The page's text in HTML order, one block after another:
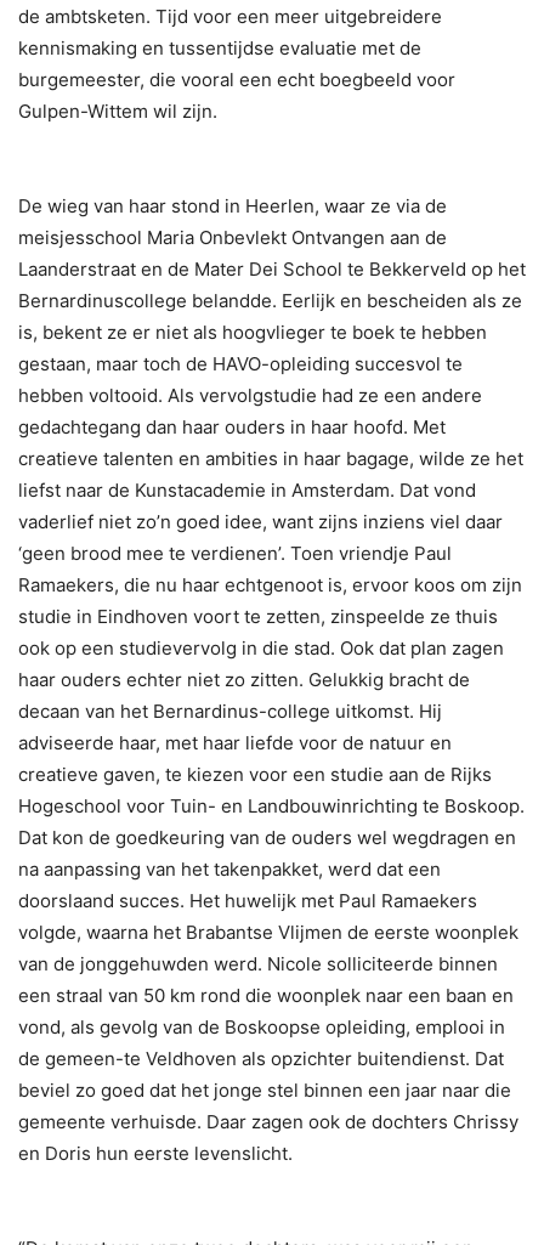
de ambtsketen. Tijd voor een meer uitgebreidere
kennismaking en tussentijdse evaluatie met de
burgemeester, die vooral een echt boegbeeld voor
Gulpen-Wittem wil zijn.
De wieg van haar stond in Heerlen, waar ze via de
meisjesschool Maria Onbevlekt Ontvangen aan de
Laanderstraat en de Mater Dei School te Bekkerveld op het
Bernardinuscollege belandde. Eerlijk en bescheiden als ze
is, bekent ze er niet als hoogvlieger te boek te hebben
gestaan, maar toch de HAVO-opleiding succesvol te
hebben voltooid. Als vervolgstudie had ze een andere
gedachtegang dan haar ouders in haar hoofd. Met
creatieve talenten en ambities in haar bagage, wilde ze het
liefst naar de Kunstacademie in Amsterdam. Dat vond
vaderlief niet zo’n goed idee, want zijns inziens viel daar
‘geen brood mee te verdienen’. Toen vriendje Paul
Ramaekers, die nu haar echtgenoot is, ervoor koos om zijn
studie in Eindhoven voort te zetten, zinspeelde ze thuis
ook op een studievervolg in die stad. Ook dat plan zagen
haar ouders echter niet zo zitten. Gelukkig bracht de
decaan van het Bernardinus-college uitkomst. Hij
adviseerde haar, met haar liefde voor de natuur en
creatieve gaven, te kiezen voor een studie aan de Rijks
Hogeschool voor Tuin- en Landbouwinrichting te Boskoop.
Dat kon de goedkeuring van de ouders wel wegdragen en
na aanpassing van het takenpakket, werd dat een
doorslaand succes. Het huwelijk met Paul Ramaekers
volgde, waarna het Brabantse Vlijmen de eerste woonplek
van de jonggehuwden werd. Nicole solliciteerde binnen
een straal van 50 km rond die woonplek naar een baan en
vond, als gevolg van de Boskoopse opleiding, emplooi in
de gemeen-te Veldhoven als opzichter buitendienst. Dat
beviel zo goed dat het jonge stel binnen een jaar naar die
gemeente verhuisde. Daar zagen ook de dochters Chrissy
en Doris hun eerste levenslicht.